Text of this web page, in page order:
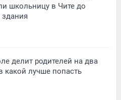
школьницу в Чите до
делит родителей на два
какой лучше попасть